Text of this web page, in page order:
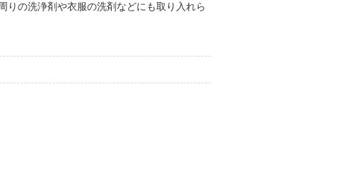
りの洗浄剤や衣服の洗剤などにも取り入れら